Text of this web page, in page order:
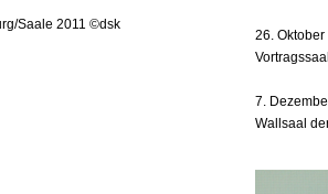
Saale 2011 ©dsk
26.
7.
Wallsaal